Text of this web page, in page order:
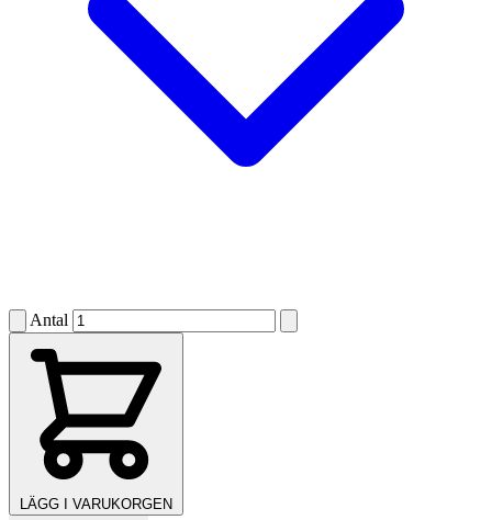
Antal
LÄGG I VARUKORGEN